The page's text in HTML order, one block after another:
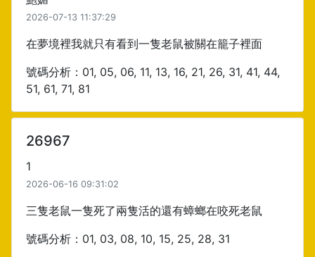
2026-07-13 11:37:29
在夢境裡我就只有看到一隻老鼠被關在籠子裡面
號碼分析：01, 05, 06, 11, 13, 16, 21, 26, 31, 41, 44,
51, 61, 71, 81
26967
1
2026-06-16 09:31:02
三隻老鼠一隻死了兩隻活的還有蟑螂在咬死老鼠
號碼分析：01, 03, 08, 10, 15, 25, 28, 31